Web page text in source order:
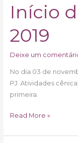
Início
2019
Deixe um
No dia 03 de
PJ. Atividades
primeira.
Read More »